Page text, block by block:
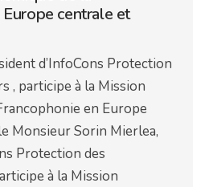
centrale et
d’InfoCons Protection
, participe à la Mission
en Europe
Monsieur Sorin Mierlea,
Protection des
à la Mission